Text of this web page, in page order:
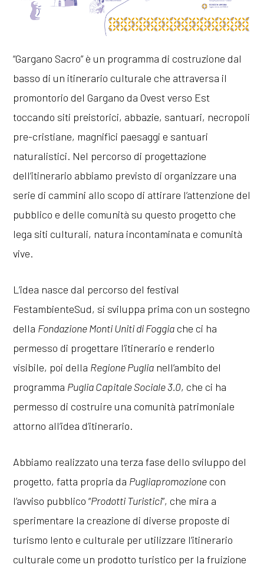
“Gargano Sacro” è un programma di costruzione dal
basso di un itinerario culturale che attraversa il
promontorio del Gargano da Ovest verso Est
toccando siti preistorici, abbazie, santuari, necropoli
pre-cristiane, magnifici paesaggi e santuari
naturalistici. Nel percorso di progettazione
dell’itinerario abbiamo previsto di organizzare una
serie di cammini allo scopo di attirare l’attenzione del
pubblico e delle comunità su questo progetto che
lega siti culturali, natura incontaminata e comunità
vive.
L’idea nasce dal percorso del festival
FestambienteSud, si sviluppa prima con un sostegno
della Fondazione Monti Uniti di Foggia che ci ha
permesso di progettare l’itinerario e renderlo
visibile, poi della Regione Puglia nell’ambito del
programma Puglia Capitale Sociale 3.0, che ci ha
permesso di costruire una comunità patrimoniale
attorno all’idea d’itinerario.
Abbiamo realizzato una terza fase dello sviluppo del
progetto, fatta propria da Pugliapromozione con
l’avviso pubblico “Prodotti Turistici”, che mira a
sperimentare la creazione di diverse proposte di
turismo lento e culturale per utilizzare l’itinerario
culturale come un prodotto turistico per la fruizione